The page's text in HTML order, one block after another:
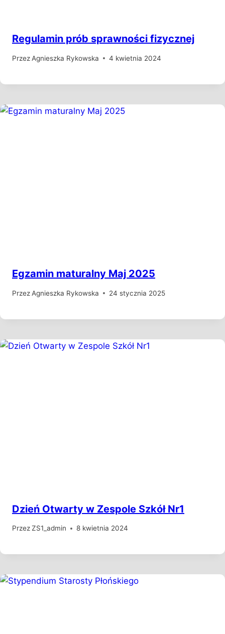
Regulamin prób sprawności fizycznej
Przez Agnieszka Rykowska 4 kwietnia 2024
Egzamin maturalny Maj 2025
Przez Agnieszka Rykowska 24 stycznia 2025
Dzień Otwarty w Zespole Szkół Nr1
PrzezZS1_admin 8 kwietnia 2024